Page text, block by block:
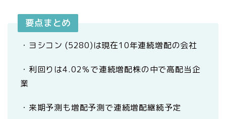
要点まとめ
・ヨシコン (5280)は現在10年連続増配の会社
・利回りは4.02％で連続増配株の中で高配当企
業
・来期予測も増配予測で連続増配継続予定